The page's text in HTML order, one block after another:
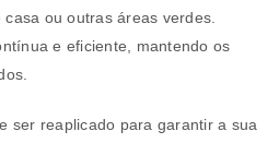
ou outras áreas verdes.
e eficiente, mantendo os
ser reaplicado para garantir a sua